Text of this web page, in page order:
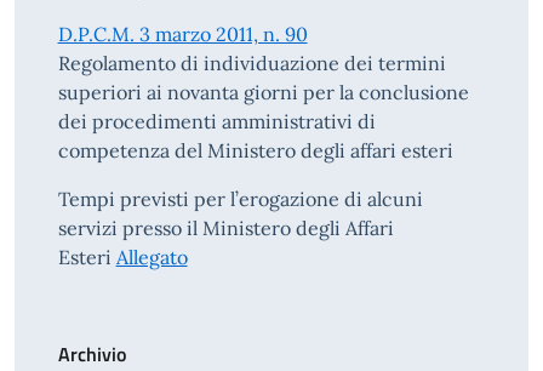
D.P.C.M. 3 marzo 2011, n. 90
Regolamento di individuazione dei termini
superiori ai novanta giorni per la conclusione
dei procedimenti amministrativi di
competenza del Ministero degli affari esteri
Tempi previsti per l’erogazione di alcuni
servizi presso il Ministero degli Affari
Esteri Allegato
Archivio